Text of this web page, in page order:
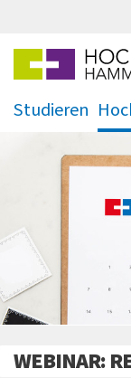
Studieren
.
WEBINAR: